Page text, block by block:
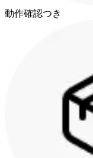
動作確認つき